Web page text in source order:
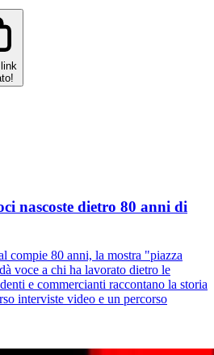
nascoste dietro 80 anni di
compie 80 anni, la mostra "piazza
voce a chi ha lavorato dietro le
e commercianti raccontano la storia
interviste video e un percorso